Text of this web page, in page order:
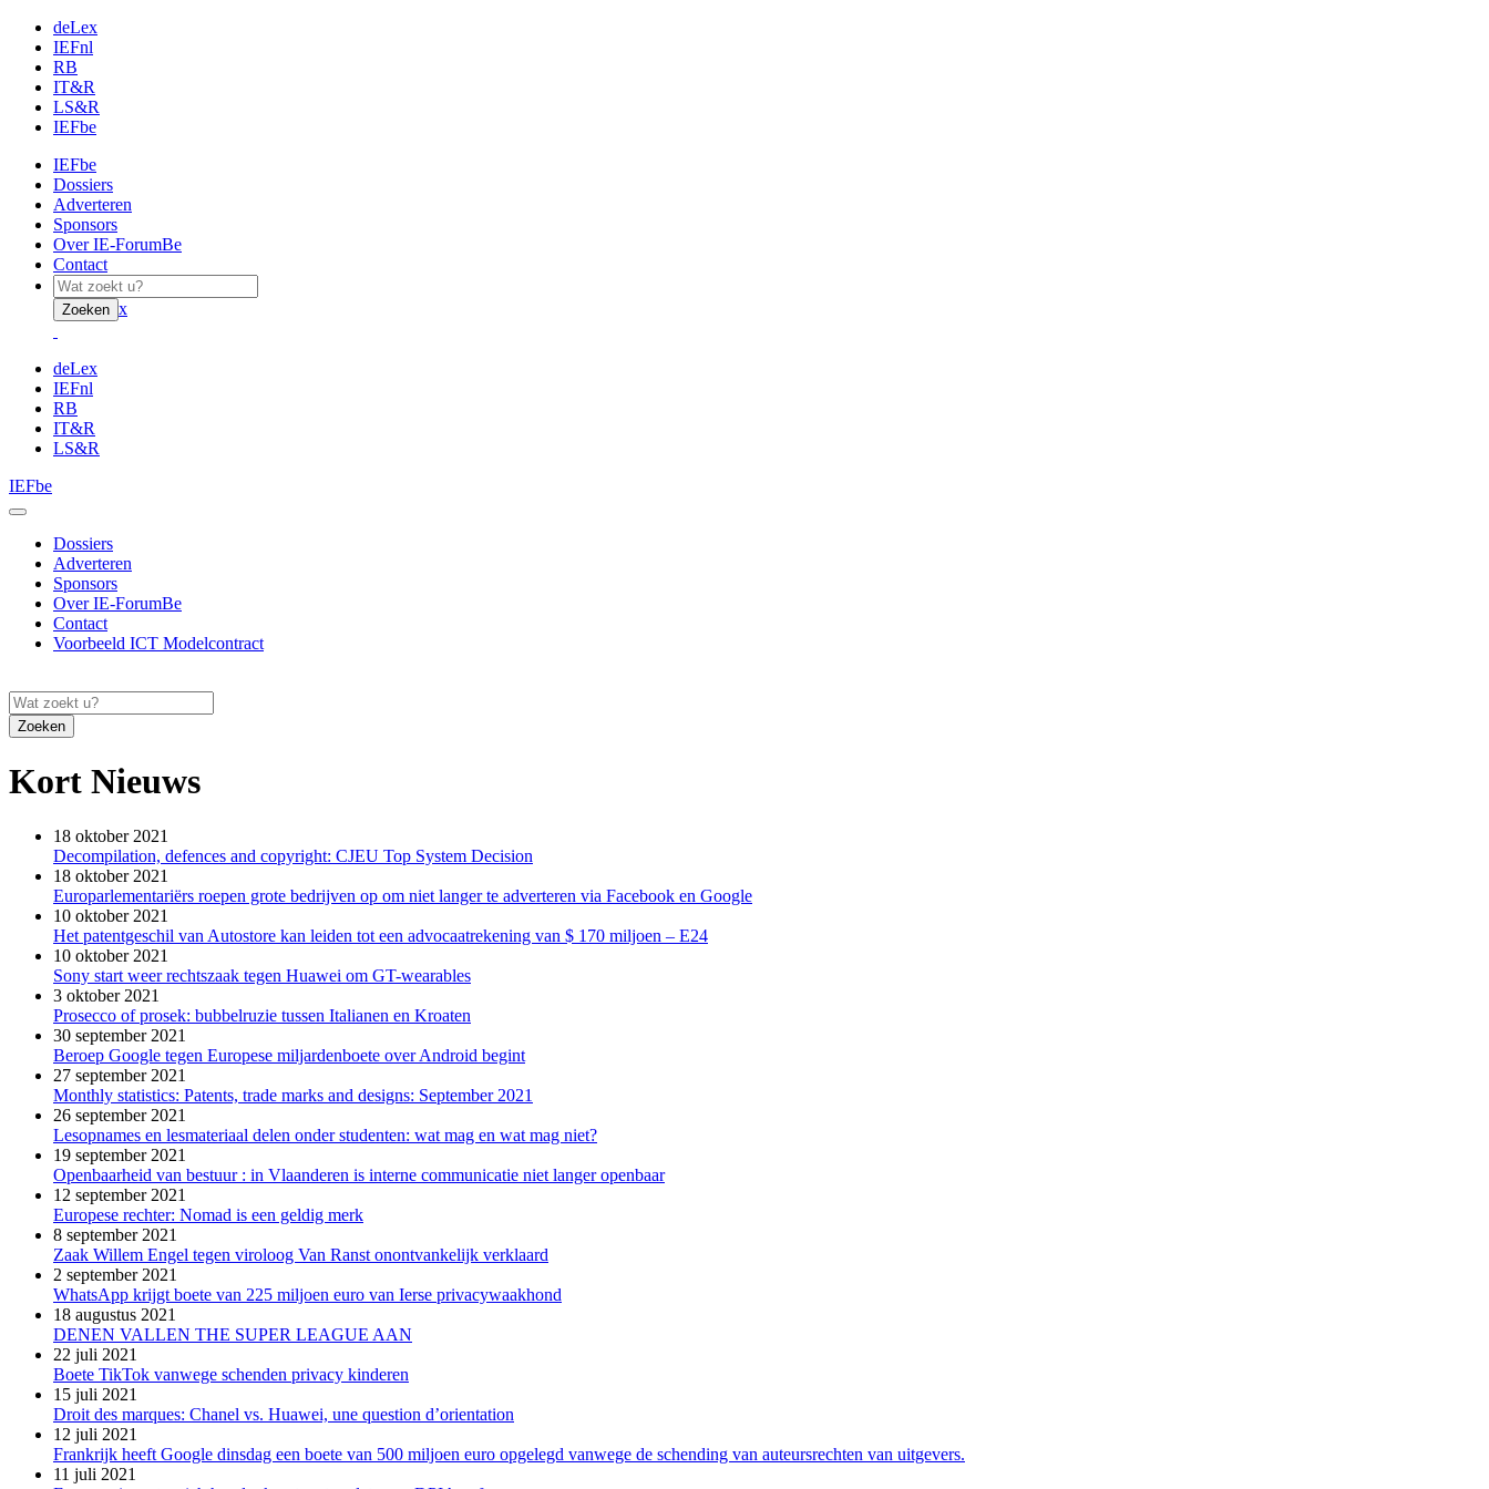
deLex
IEFnl
RB
IT&R
LS&R
IEFbe
IEFbe
Dossiers
Adverteren
Sponsors
Over IE-ForumBe
Contact
Zoeken x
deLex
IEFnl
RB
IT&R
LS&R
IEFbe
Dossiers
Adverteren
Sponsors
Over IE-ForumBe
Contact
Voorbeeld ICT Modelcontract
Zoeken
Kort Nieuws
18 oktober 2021
Decompilation, defences and copyright: CJEU Top System Decision
18 oktober 2021
Europarlementariërs roepen grote bedrijven op om niet langer te adverteren via Facebook en Google
10 oktober 2021
Het patentgeschil van Autostore kan leiden tot een advocaatrekening van $ 170 miljoen – E24
10 oktober 2021
Sony start weer rechtszaak tegen Huawei om GT-wearables
3 oktober 2021
Prosecco of prosek: bubbelruzie tussen Italianen en Kroaten
30 september 2021
Beroep Google tegen Europese miljardenboete over Android begint
27 september 2021
Monthly statistics: Patents, trade marks and designs: September 2021
26 september 2021
Lesopnames en lesmateriaal delen onder studenten: wat mag en wat mag niet?
19 september 2021
Openbaarheid van bestuur : in Vlaanderen is interne communicatie niet langer openbaar
12 september 2021
Europese rechter: Nomad is een geldig merk
8 september 2021
Zaak Willem Engel tegen viroloog Van Ranst onontvankelijk verklaard
2 september 2021
WhatsApp krijgt boete van 225 miljoen euro van Ierse privacywaakhond
18 augustus 2021
DENEN VALLEN THE SUPER LEAGUE AAN
22 juli 2021
Boete TikTok vanwege schenden privacy kinderen
15 juli 2021
Droit des marques: Chanel vs. Huawei, une question d’orientation
12 juli 2021
Frankrijk heeft Google dinsdag een boete van 500 miljoen euro opgelegd vanwege de schending van auteursrechten van uitgevers.
11 juli 2021